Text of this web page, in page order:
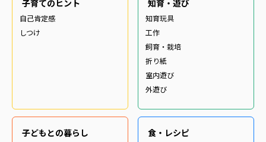
子育てのヒント
自己肯定感
しつけ
知育・遊び
知育玩具
工作
飼育・栽培
折り紙
室内遊び
外遊び
子どもとの暮らし 食・レシピ